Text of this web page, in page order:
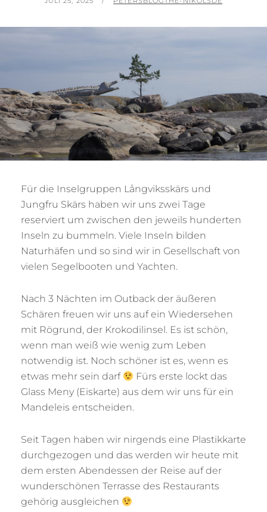
Für die Inselgruppen Långviksskärs und
Jungfru Skärs haben wir uns zwei Tage
reserviert um zwischen den jeweils hunderten
Inseln zu bummeln. Viele Inseln bilden
Naturhäfen und so sind wir in Gesellschaft von
vielen Segelbooten und Yachten.
Nach 3 Nächten im Outback der äußeren
Schären freuen wir uns auf ein Wiedersehen
mit Rögrund, der Krokodilinsel. Es ist schön,
wenn man weiß wie wenig zum Leben
notwendig ist. Noch schöner ist es, wenn es
etwas mehr sein darf
Fürs erste lockt das
Glass Meny (Eiskarte) aus dem wir uns für ein
Mandeleis entscheiden.
Seit Tagen haben wir nirgends eine Plastikkarte
durchgezogen und das werden wir heute mit
dem ersten Abendessen der Reise auf der
wunderschönen Terrasse des Restaurants
gehörig ausgleichen